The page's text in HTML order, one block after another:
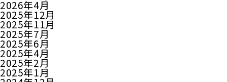
2026年4月
2025年12月
2025年11月
2025年7月
2025年6月
2025年4月
2025年2月
2025年1月